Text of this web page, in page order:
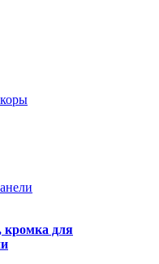
кромка для